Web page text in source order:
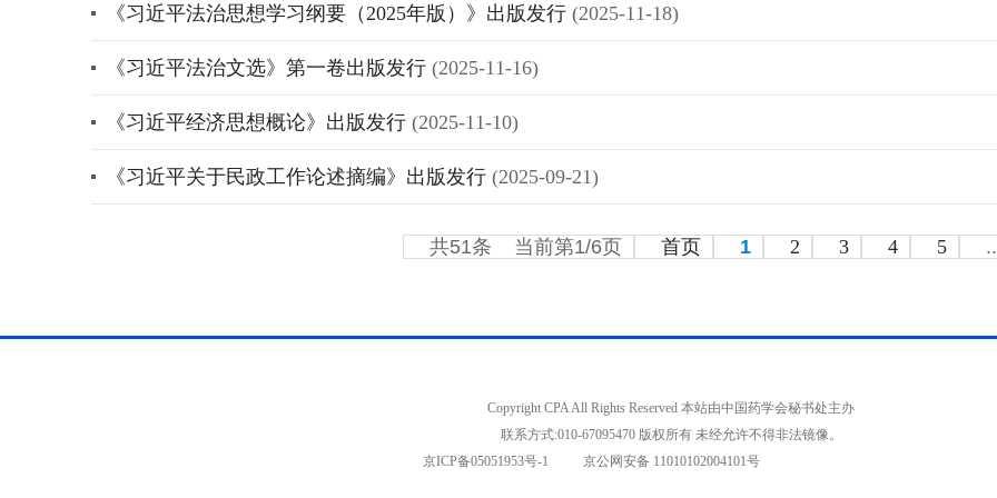
《习近平法治思想学习纲要（2025年版）》出版发行 (2025-11-18)
《习近平法治文选》第一卷出版发行 (2025-11-16)
《习近平经济思想概论》出版发行 (2025-11-10)
《习近平关于民政工作论述摘编》出版发行 (2025-09-21)
共51条 当前第1/6页 首页 1 2 3 4 5
Copyright CPA All Rights Reserved 本站由中国药学会秘书处主办
联系方式:010-67095470 版权所有 未经允许不得非法镜像。
京ICP备05051953号-1
京公网安备 11010102004101号